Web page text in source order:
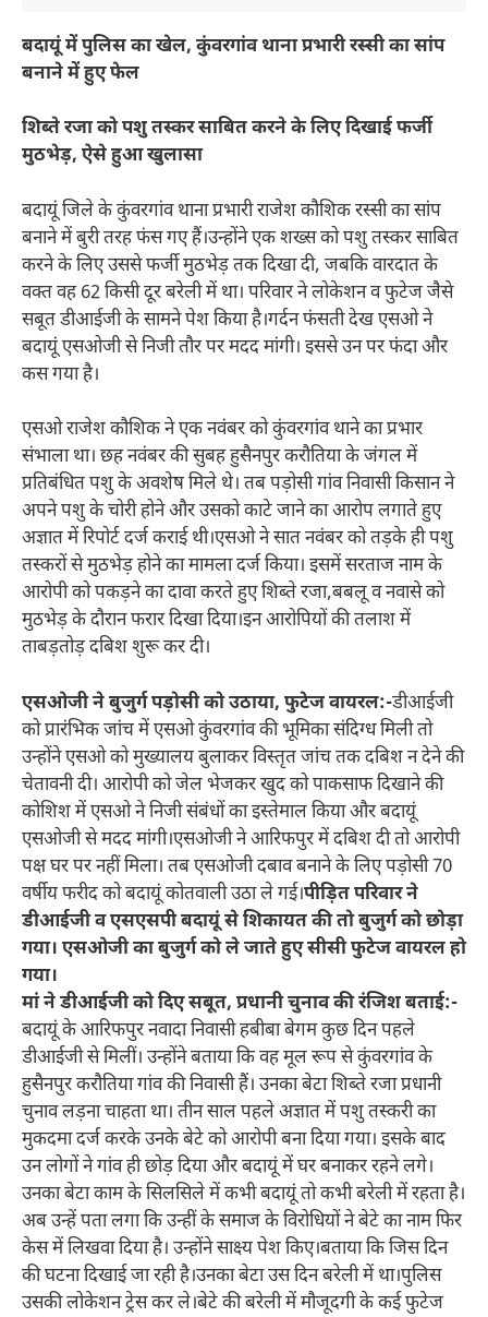
बदायूं में पुलिस का खेल, कुंवरगांव थाना प्रभारी रस्सी का सांप
बनाने में हुए फेल
शिब्ते रजा को पशु तस्कर साबित करने के लिए दिखाई फर्जी
मुठभेड़, ऐसे हुआ खुलासा
बदायूं जिले के कुंवरगांव थाना प्रभारी राजेश कौशिक रस्सी का सांप
बनाने में बुरी तरह फंस गए हैं।उन्होंने एक शख्स को पशु तस्कर साबित
करने के लिए उससे फर्जी मुठभेड़ तक दिखा दी, जबकि वारदात के
वक्त वह 62 किसी दूर बरेली में था। परिवार ने लोकेशन व फुटेज जैसे
सबूत डीआईजी के सामने पेश किया है।गर्दन फंसती देख एसओ ने
बदायूं एसओजी से निजी तौर पर मदद मांगी। इससे उन पर फंदा और
कस गया है।
एसओ राजेश कौशिक ने एक नवंबर को कुंवरगांव थाने का प्रभार
संभाला था। छह नवंबर की सुबह हुसैनपुर करौतिया के जंगल में
प्रतिबंधित पशु के अवशेष मिले थे। तब पड़ोसी गांव निवासी किसान ने
अपने पशु के चोरी होने और उसको काटे जाने का आरोप लगाते हुए
अज्ञात में रिपोर्ट दर्ज कराई थी।एसओ ने सात नवंबर को तड़के ही पशु
तस्करों से मुठभेड़ होने का मामला दर्ज किया। इसमें सरताज नाम के
आरोपी को पकड़ने का दावा करते हुए शिब्ते रजा,बबलू व नवासे को
मुठभेड़ के दौरान फरार दिखा दिया।इन आरोपियों की तलाश में
ताबड़तोड़ दबिश शुरू कर दी।
एसओजी ने बुजुर्ग पड़ोसी को उठाया, फुटेज वायरल:-डीआईजी
को प्रारंभिक जांच में एसओ कुंवरगांव की भूमिका संदिग्ध मिली तो
उन्होंने एसओ को मुख्यालय बुलाकर विस्तृत जांच तक दबिश न देने की
चेतावनी दी। आरोपी को जेल भेजकर खुद को पाकसाफ दिखाने की
कोशिश में एसओ ने निजी संबंधों का इस्तेमाल किया और बदायूं
एसओजी से मदद मांगी।एसओजी ने आरिफपुर में दबिश दी तो आरोपी
पक्ष घर पर नहीं मिला। तब एसओजी दबाव बनाने के लिए पड़ोसी 70
वर्षीय फरीद को बदायूं कोतवाली उठा ले गई।पीड़ित परिवार ने
डीआईजी व एसएसपी बदायूं से शिकायत की तो बुजुर्ग को छोड़ा
गया। एसओजी का बुजुर्ग को ले जाते हुए सीसी फुटेज वायरल हो
गया।
मां ने डीआईजी को दिए सबूत, प्रधानी चुनाव की रंजिश बताई:-
बदायूं के आरिफपुर नवादा निवासी हबीबा बेगम कुछ दिन पहले
डीआईजी से मिलीं। उन्होंने बताया कि वह मूल रूप से कुंवरगांव के
हुसैनपुर करौतिया गांव की निवासी हैं। उनका बेटा शिब्ते रजा प्रधानी
चुनाव लड़ना चाहता था। तीन साल पहले अज्ञात में पशु तस्करी का
मुकदमा दर्ज करके उनके बेटे को आरोपी बना दिया गया। इसके बाद
उन लोगों ने गांव ही छोड़ दिया और बदायूं में घर बनाकर रहने लगे।
उनका बेटा काम के सिलसिले में कभी बदायूं तो कभी बरेली में रहता है।
अब उन्हें पता लगा कि उन्हीं के समाज के विरोधियों ने बेटे का नाम फिर
केस में लिखवा दिया है। उन्होंने साक्ष्य पेश किए।बताया कि जिस दिन
की घटना दिखाई जा रही है।उनका बेटा उस दिन बरेली में था।पुलिस
उसकी लोकेशन ट्रेस कर ले।बेटे की बरेली में मौजूदगी के कई फुटेज